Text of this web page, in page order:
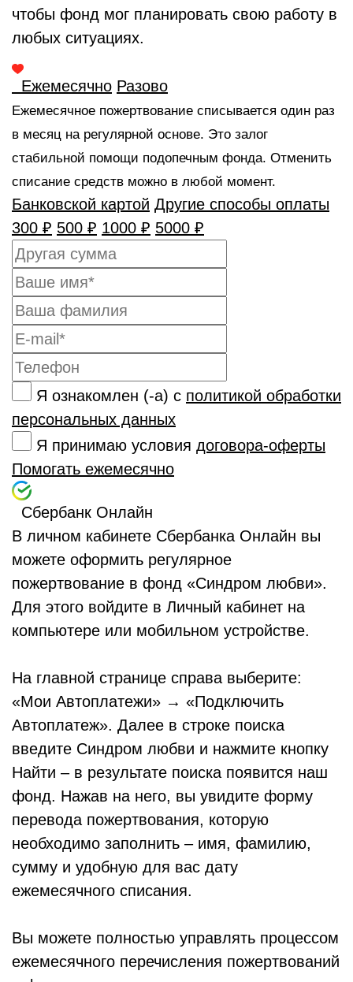
чтобы фонд мог планировать свою работу в
любых ситуациях.
Ежемесячно Разово
Ежемесячное пожертвование списывается один раз
в месяц на регулярной основе. Это залог
стабильной помощи подопечным фонда. Отменить
списание средств можно в любой момент.
Банковской картой Другие способы оплаты
300 ₽ 500 ₽ 1000 ₽ 5000 ₽
Я ознакомлен (-а) с политикой обработки
персональных данных
Я принимаю условия договора-оферты
Помогать ежемесячно
Сбербанк Онлайн
В личном кабинете Сбербанка Онлайн вы
можете оформить регулярное
пожертвование в фонд «Синдром любви».
Для этого войдите в Личный кабинет на
компьютере или мобильном устройстве.
На главной странице справа выберите:
«Мои Автоплатежи» → «Подключить
Автоплатеж». Далее в строке поиска
введите Синдром любви и нажмите кнопку
Найти – в результате поиска появится наш
фонд. Нажав на него, вы увидите форму
перевода пожертвования, которую
необходимо заполнить – имя, фамилию,
сумму и удобную для вас дату
ежемесячного списания.
Вы можете полностью управлять процессом
ежемесячного перечисления пожертвований